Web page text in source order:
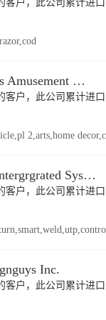
客户，此公司累计进
Knoebels Amusement Resort
客户，此公司累计进
Duetto Intergrgrated Systems Inc.
客户，此公司累计进
Inc.
客户，此公司累计进